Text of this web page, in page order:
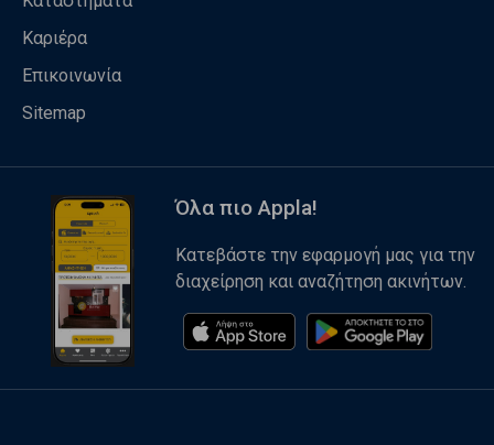
Καριέρα
Επικοινωνία
Sitemap
Όλα πιο Appla!
Κατεβάστε την εφαρμογή μας για την
διαχείρηση και αναζήτηση ακινήτων.